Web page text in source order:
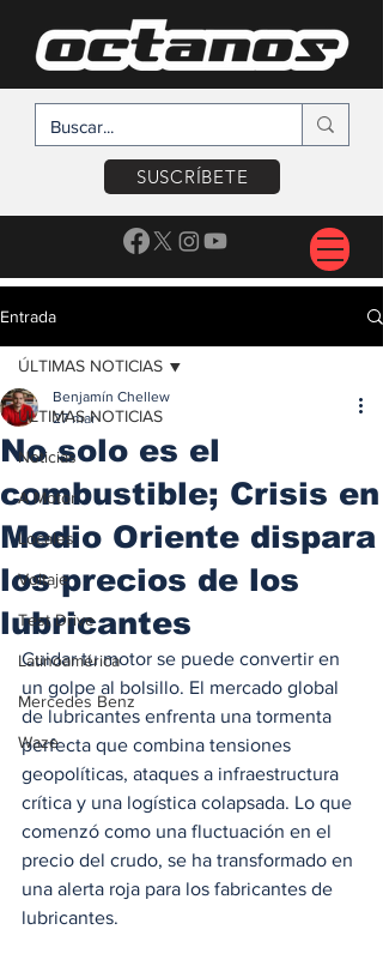
SUSCRÍBETE
Entrada
ÚLTIMAS NOTICIAS
Noticias
A Motor
Locales
Voltaje
Test Drive
Latinoamérica
Mercedes Benz
Waze
ÚLTIMAS NOTICIAS
No solo es el
combustible; Crisis en
Medio Oriente dispara
los precios de los
lubricantes
Benjamín Chellew
27 mar
Cuidar tu motor se puede convertir en
un golpe al bolsillo. El mercado global
de lubricantes enfrenta una tormenta
perfecta que combina tensiones
geopolíticas, ataques a infraestructura
crítica y una logística colapsada. Lo que
comenzó como una fluctuación en el
precio del crudo, se ha transformado en
una alerta roja para los fabricantes de
lubricantes.